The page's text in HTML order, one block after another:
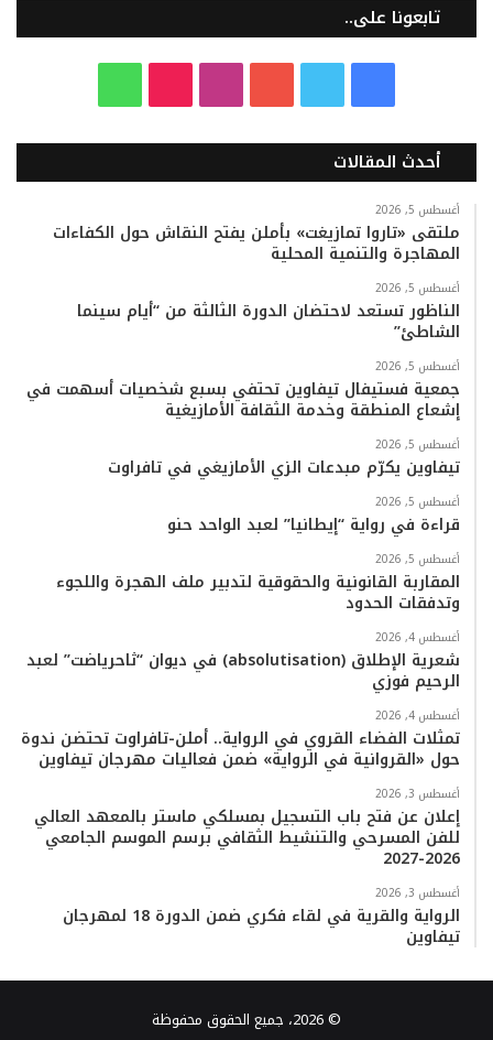
تابعونا على..
س
ب
و
ك
ي
ر
ت
ب
س
ت
ر
م
k
k
ت
س
ب
أحدث المقالات
أغسطس 5, 2026
ملتقى «تاروا تمازيغت» بأملن يفتح النقاش حول الكفاءات
المهاجرة والتنمية المحلية
أغسطس 5, 2026
الناظور تستعد لاحتضان الدورة الثالثة من “أيام سينما
الشاطئ”
أغسطس 5, 2026
جمعية فستيفال تيفاوين تحتفي بسبع شخصيات أسهمت في
إشعاع المنطقة وخدمة الثقافة الأمازيغية
أغسطس 5, 2026
تيفاوين يكرّم مبدعات الزي الأمازيغي في تافراوت
أغسطس 5, 2026
قراءة في رواية “إيطانيا” لعبد الواحد حنو
أغسطس 5, 2026
المقاربة القانونية والحقوقية لتدبير ملف الهجرة واللجوء
وتدفقات الحدود
أغسطس 4, 2026
شعرية الإطلاق (absolutisation) في ديوان “ثاحرياضت” لعبد
الرحيم فوزي
أغسطس 4, 2026
تمثلات الفضاء القروي في الرواية.. أملن-تافراوت تحتضن ندوة
حول «القروانية في الرواية» ضمن فعاليات مهرجان تيفاوين
أغسطس 3, 2026
إعلان عن فتح باب التسجيل بمسلكي ماستر بالمعهد العالي
للفن المسرحي والتنشيط الثقافي برسم الموسم الجامعي
2026-2027
أغسطس 3, 2026
الرواية والقرية في لقاء فكري ضمن الدورة 18 لمهرجان
تيفاوين
© 2026، جميع الحقوق محفوظة